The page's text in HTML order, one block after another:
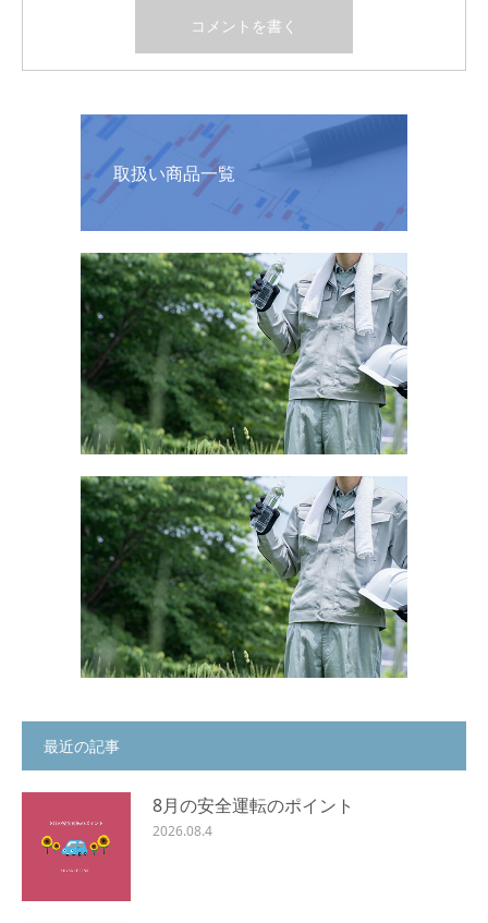
取扱い商品一覧
最近の記事
8月の安全運転のポイント
2026.08.4